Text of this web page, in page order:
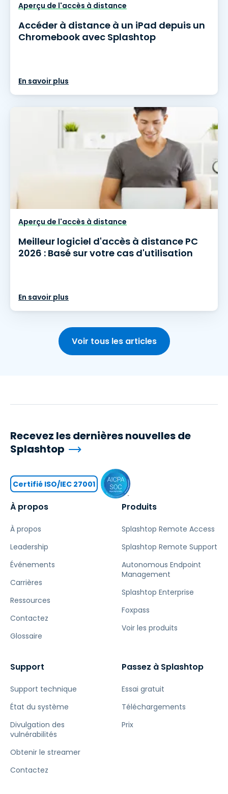
Aperçu de l'accès à distance
Accéder à distance à un iPad depuis un
Chromebook avec Splashtop
En savoir plus
Aperçu de l'accès à distance
Meilleur logiciel d'accès à distance PC
2026 : Basé sur votre cas d'utilisation
En savoir plus
Voir tous les articles
À propos
À propos
Leadership
Événements
Carrières
Ressources
Contactez
Glossaire
Produits
Splashtop Remote Access
Splashtop Remote Support
Autonomous Endpoint
Management
Splashtop Enterprise
Foxpass
Voir les produits
Support
Support technique
État du système
Divulgation des
vulnérabilités
Obtenir le streamer
Contactez
Passez à Splashtop
Essai gratuit
Téléchargements
Prix
Recevez les dernières nouvelles de
Splashtop
Certifié ISO/IEC 27001